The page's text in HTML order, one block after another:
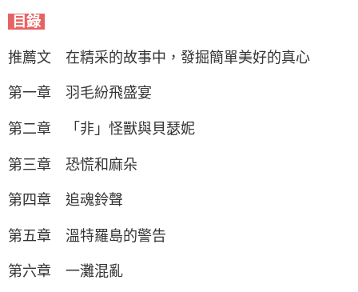
目錄
推薦文 在精采的故事中，發掘簡單美好的真心
第一章 羽毛紛飛盛宴
第二章 「非」怪獸與貝瑟妮
第三章 恐慌和麻朵
第四章 追魂鈴聲
第五章 溫特羅島的警告
第六章 一灘混亂